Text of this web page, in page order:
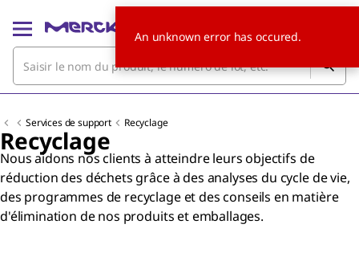
Services de support Recyclage
Recyclage
Nous aidons nos clients à atteindre leurs objectifs de
réduction des déchets grâce à des analyses du cycle de vie,
des programmes de recyclage et des conseils en matière
d'élimination de nos produits et emballages.
An unknown error has occured.